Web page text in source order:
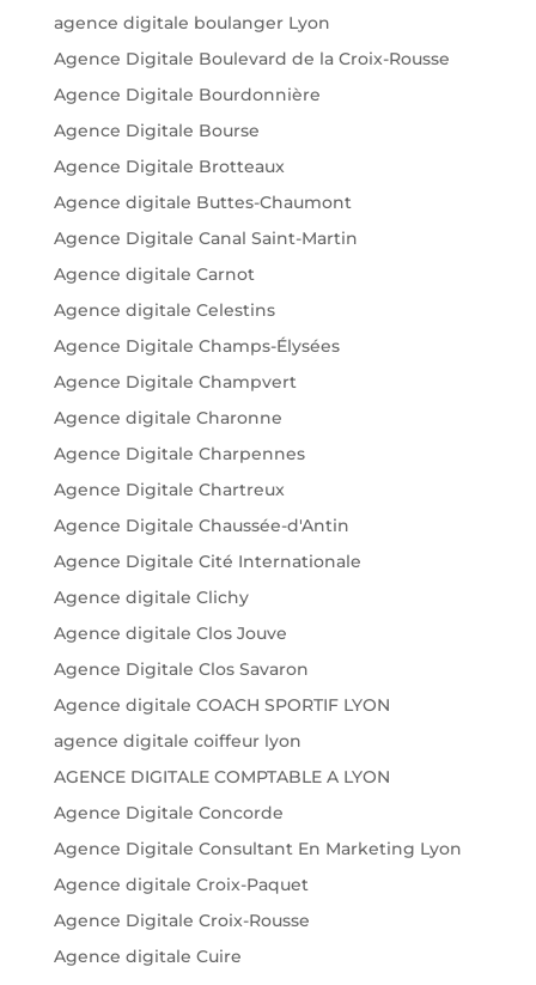
agence digitale boulanger Lyon
Agence Digitale Boulevard de la Croix-Rousse
Agence Digitale Bourdonnière
Agence Digitale Bourse
Agence Digitale Brotteaux
Agence digitale Buttes-Chaumont
Agence Digitale Canal Saint-Martin
Agence digitale Carnot
Agence digitale Celestins
Agence Digitale Champs-Élysées
Agence Digitale Champvert
Agence digitale Charonne
Agence Digitale Charpennes
Agence Digitale Chartreux
Agence Digitale Chaussée-d'Antin
Agence Digitale Cité Internationale
Agence digitale Clichy
Agence digitale Clos Jouve
Agence Digitale Clos Savaron
Agence digitale COACH SPORTIF LYON
agence digitale coiffeur lyon
AGENCE DIGITALE COMPTABLE A LYON
Agence Digitale Concorde
Agence Digitale Consultant En Marketing Lyon
Agence digitale Croix-Paquet
Agence Digitale Croix-Rousse
Agence digitale Cuire